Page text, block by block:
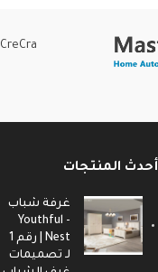
CreCra
أحدث المنتجات
غرفة شباب
- Youthful
Nest | رقم 1
لـ تصميمات